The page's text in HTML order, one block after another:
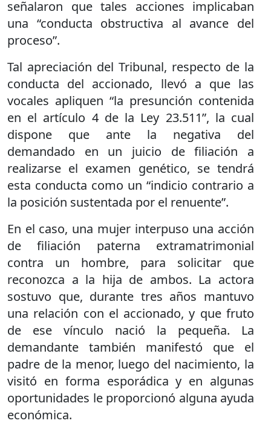
señalaron que tales acciones implicaban
una “conducta obstructiva al avance del
proceso”.
Tal apreciación del Tribunal, respecto de la
conducta del accionado, llevó a que las
vocales apliquen “la presunción contenida
en el artículo 4 de la Ley 23.511”, la cual
dispone que ante la negativa del
demandado en un juicio de filiación a
realizarse el examen genético, se tendrá
esta conducta como un “indicio contrario a
la posición sustentada por el renuente”.
En el caso, una mujer interpuso una acción
de filiación paterna extramatrimonial
contra un hombre, para solicitar que
reconozca a la hija de ambos. La actora
sostuvo que, durante tres años mantuvo
una relación con el accionado, y que fruto
de ese vínculo nació la pequeña. La
demandante también manifestó que el
padre de la menor, luego del nacimiento, la
visitó en forma esporádica y en algunas
oportunidades le proporcionó alguna ayuda
económica.